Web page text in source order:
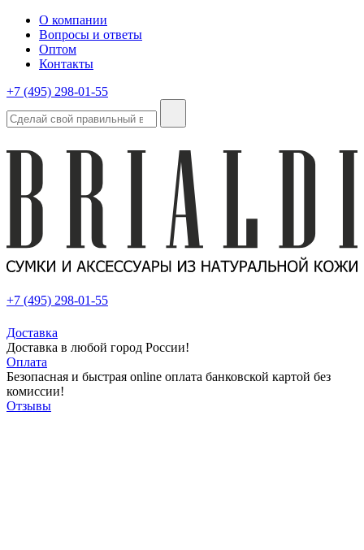
О компании
Вопросы и ответы
Оптом
Контакты
+7 (495) 298-01-55
+7 (495) 298-01-55
Доставка
Доставка в любой город России!
Оплата
Безопасная и быстрая online оплата банковской картой без
комиссии!
Отзывы